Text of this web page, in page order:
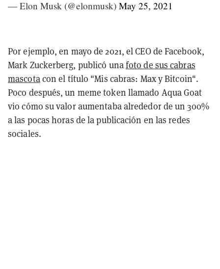
— Elon Musk (@elonmusk) May 25, 2021
Por ejemplo, en mayo de 2021, el CEO de Facebook,
Mark Zuckerberg, publicó unafoto de sus cabras
mascotacon el título "Mis cabras: Max y Bitcoin".
Poco después, un meme token llamado Aqua Goat
vio cómo su valor aumentaba alrededor de un 300%
a las pocas horas de la publicación en las redes
sociales.